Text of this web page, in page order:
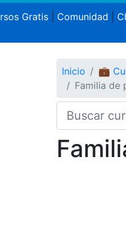
Gratis Comunidad
Inicio 💼
Familia de